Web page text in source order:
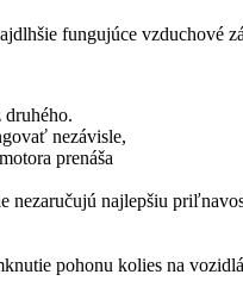
fungujúce vzduchové
nezávisle,
prenáša
nezaručujú najlepšiu
pohonu kolies na